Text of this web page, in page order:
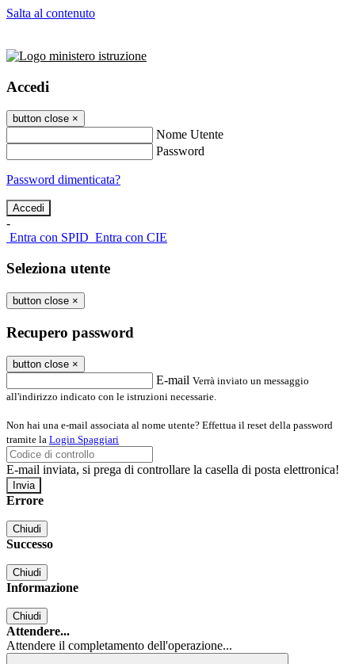
Salta al contenuto
Accedi
button close ×
Nome Utente
Password
Password dimenticata?
-
Entra con SPID Entra con CIE
Seleziona utente
button close ×
Recupero password
button close ×
E-mail Verrà inviato un messaggio
all'indirizzo indicato con le istruzioni necessarie.
Non hai una e-mail associata al nome utente? Effettua il reset della password
tramite la Login Spaggiari
E-mail inviata, si prega di controllare la casella di posta elettronica!
Errore
Chiudi
Successo
Chiudi
Informazione
Chiudi
Attendere...
Attendere il completamento dell'operazione...